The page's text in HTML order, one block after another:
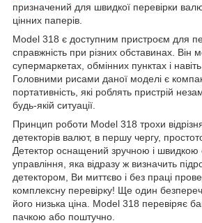
призначений для швидкої перевірки
цінних паперів.
Model 318 є доступним пристроєм для
справжність при різних обставинах. Він
супермаркетах, обмінних пунктах і
Головними рисами даної моделі є
портативність, які роблять пристрій
будь-якій ситуації.
Принцип роботи Model 318 трохи
детекторів валют, в першу чергу,
Детектор оснащений зручною і
управління, яка відразу ж визначить
детектором, Ви миттєво і без праці
комплексну перевірку! Ще один
його низька ціна. Model 318 перевіряє
пачкою або поштучно.